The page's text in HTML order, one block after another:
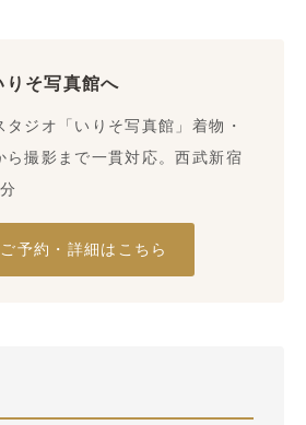
りそ写真館へ
ジオ「いりそ写真館」着物・
ら撮影まで一貫対応。西武新宿
予約・詳細はこちら